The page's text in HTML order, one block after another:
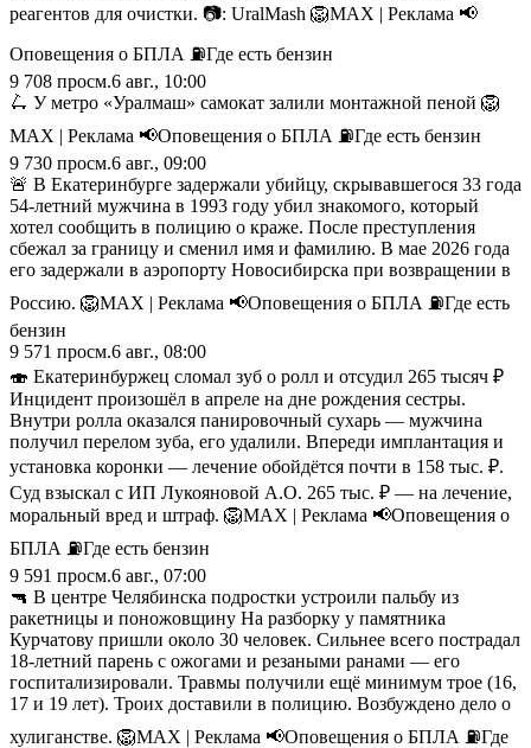
реагентов для очистки. 📷: UralMash 🦁MAX | Реклама 📢
Оповещения о БПЛА ⛽️Где есть бензин
9 708 просм.6 авг., 10:00
🛴 У метро «Уралмаш» самокат залили монтажной пеной 🦁
MAX | Реклама 📢Оповещения о БПЛА ⛽️Где есть бензин
9 730 просм.6 авг., 09:00
🚨 В Екатеринбурге задержали убийцу, скрывавшегося 33 года
54-летний мужчина в 1993 году убил знакомого, который
хотел сообщить в полицию о краже. После преступления
сбежал за границу и сменил имя и фамилию. В мае 2026 года
его задержали в аэропорту Новосибирска при возвращении в
Россию. 🦁MAX | Реклама 📢Оповещения о БПЛА ⛽️Где есть
бензин
9 571 просм.6 авг., 08:00
🍣 Екатеринбуржец сломал зуб о ролл и отсудил 265 тысяч ₽
Инцидент произошёл в апреле на дне рождения сестры.
Внутри ролла оказался панировочный сухарь — мужчина
получил перелом зуба, его удалили. Впереди имплантация и
установка коронки — лечение обойдётся почти в 158 тыс. ₽.
Суд взыскал с ИП Лукояновой А.О. 265 тыс. ₽ — на лечение,
моральный вред и штраф. 🦁MAX | Реклама 📢Оповещения о
БПЛА ⛽️Где есть бензин
9 591 просм.6 авг., 07:00
🔫 В центре Челябинска подростки устроили пальбу из
ракетницы и поножовщину На разборку у памятника
Курчатову пришли около 30 человек. Сильнее всего пострадал
18-летний парень с ожогами и резаными ранами — его
госпитализировали. Травмы получили ещё минимум трое (16,
17 и 19 лет). Троих доставили в полицию. Возбуждено дело о
хулиганстве. 🦁MAX | Реклама 📢Оповещения о БПЛА ⛽️Где